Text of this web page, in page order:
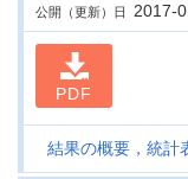
公開（更新）日 2017-
PDF
結果の概要，統計